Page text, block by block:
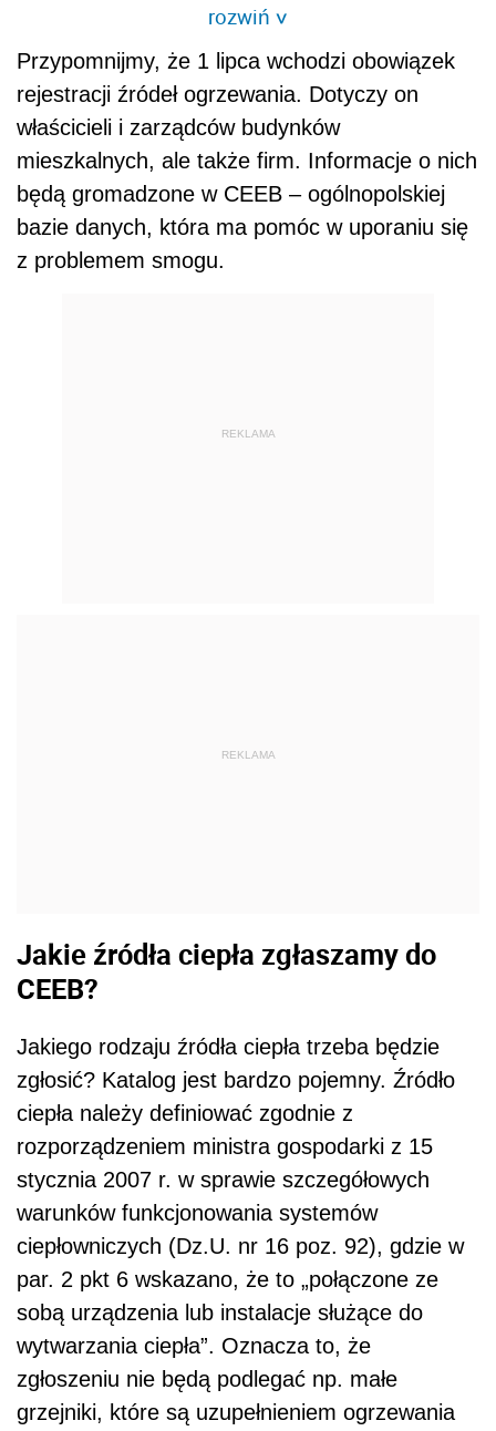
rozwiń>
Przypomnijmy, że 1 lipca wchodzi obowiązek
rejestracji źródeł ogrzewania. Dotyczy on
właścicieli i zarządców budynków
mieszkalnych, ale także firm. Informacje o nich
będą gromadzone w CEEB – ogólnopolskiej
bazie danych, która ma pomóc w uporaniu się
z problemem smogu.
REKLAMA
REKLAMA
Jakie źródła ciepła zgłaszamy do
CEEB?
Jakiego rodzaju źródła ciepła trzeba będzie
zgłosić? Katalog jest bardzo pojemny. Źródło
ciepła należy definiować zgodnie z
rozporządzeniem ministra gospodarki z 15
stycznia 2007 r. w sprawie szczegółowych
warunków funkcjonowania systemów
ciepłowniczych (Dz.U. nr 16 poz. 92), gdzie w
par. 2 pkt 6 wskazano, że to „połączone ze
sobą urządzenia lub instalacje służące do
wytwarzania ciepła”. Oznacza to, że
zgłoszeniu nie będą podlegać np. małe
grzejniki, które są uzupełnieniem ogrzewania